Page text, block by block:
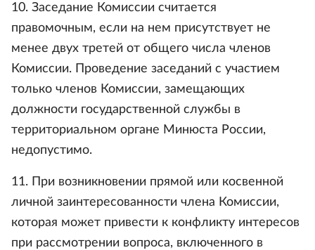
10. Заседание Комиссии считается
правомочным, если на нем присутствует не
менее двух третей от общего числа членов
Комиссии. Проведение заседаний с участием
только членов Комиссии, замещающих
должности государственной службы в
территориальном органе Минюста России,
недопустимо.
11. При возникновении прямой или косвенной
личной заинтересованности члена Комиссии,
которая может привести к конфликту интересов
при рассмотрении вопроса, включенного в